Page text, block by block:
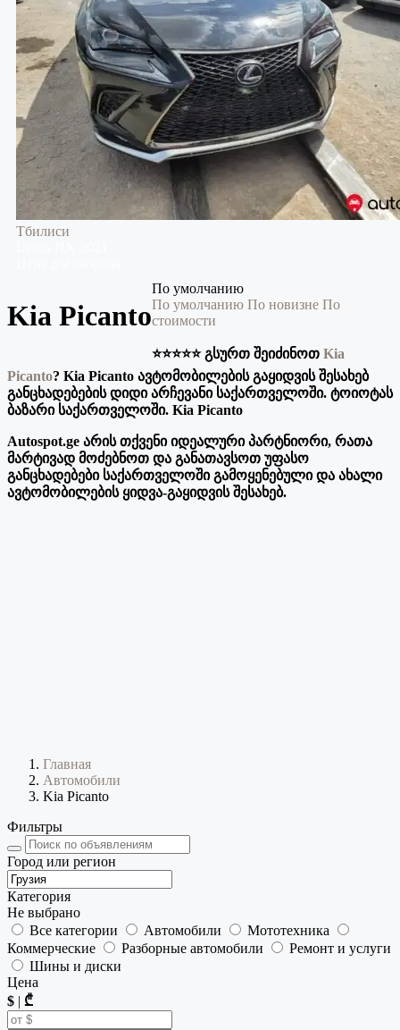
Тбилиси
Kia Picanto
По умолчанию
По умолчанию По новизне По
стоимости
⭐️⭐️⭐️⭐️⭐️ გსურთ შეიძინოთ Kia
Picanto? Kia Picanto ავტომობილების გაყიდვის შესახებ
განცხადებების დიდი არჩევანი საქართველოში. ტოიოტას
ბაზარი საქართველოში. Kia Picanto
Autospot.ge არის თქვენი იდეალური პარტნიორი, რათა
მარტივად მოძებნოთ და განათავსოთ უფასო
განცხადებები საქართველოში გამოყენებული და ახალი
ავტომობილების ყიდვა-გაყიდვის შესახებ.
Главная
Автомобили
Kia Picanto
Фильтры
Город или регион
Категория
Не выбрано
Все категории
Автомобили
Мототехника
Коммерческие
Разборные автомобили
Ремонт и услуги
Шины и диски
Цена
$ | ₾